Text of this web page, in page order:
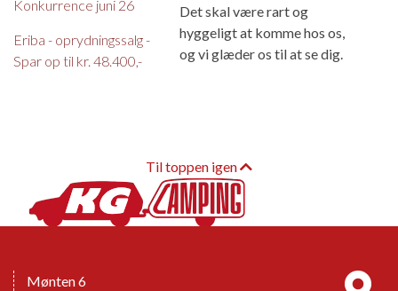
Konkurrence juni 26
Eriba - oprydningssalg -
Spar op til kr. 48.400,-
Det skal være rart og
hyggeligt at komme hos os,
og vi glæder os til at se dig.
Til toppen igen
Mønten 6